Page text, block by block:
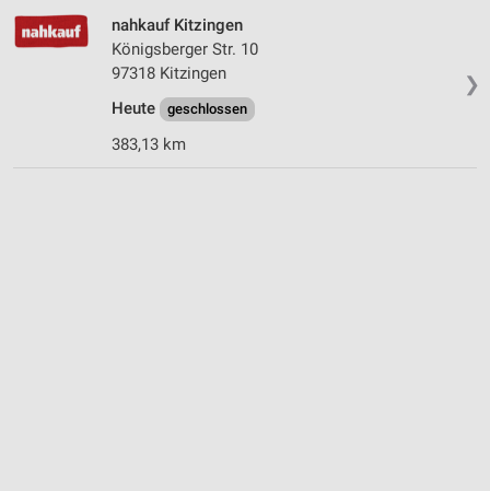
❯
nahkauf Kitzingen
Königsberger Str. 10
97318 Kitzingen
Heute
geschlossen
383,13 km